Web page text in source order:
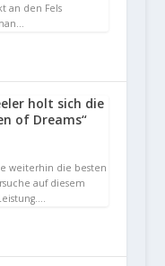
an den Fels
holt sich die
of Dreams“
weiterhin die besten
auf diesem